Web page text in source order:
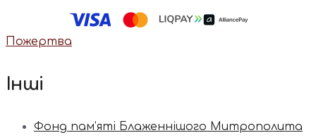
Пожертва
Інші
Фонд пам’яті Блаженнішого Митрополита